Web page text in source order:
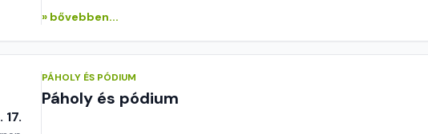
» bővebben...
PÁHOLY ÉS PÓDIUM
Páholy és pódium